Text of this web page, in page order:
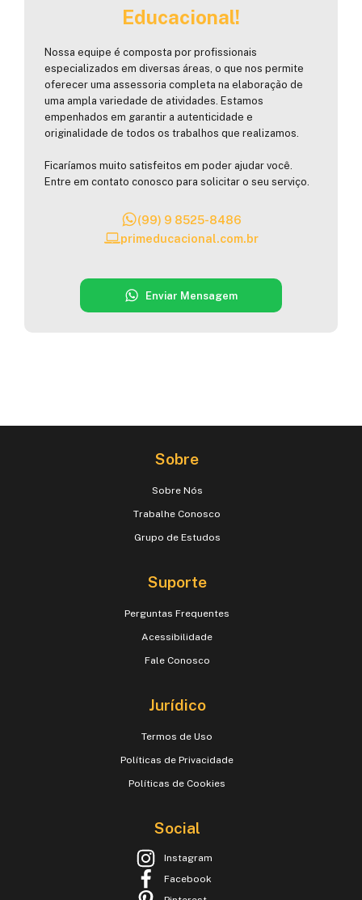
Educacional!
Nossa equipe é composta por profissionais
especializados em diversas áreas, o que nos permite
oferecer uma assessoria completa na elaboração de
uma ampla variedade de atividades. Estamos
empenhados em garantir a autenticidade e
originalidade de todos os trabalhos que realizamos.
Ficaríamos muito satisfeitos em poder ajudar você.
Entre em contato conosco para solicitar o seu serviço.
(99) 9 8525-8486
primeducacional.com.br
Enviar Mensagem
Sobre
Sobre Nós
Trabalhe Conosco
Grupo de Estudos
Suporte
Perguntas Frequentes
Acessibilidade
Fale Conosco
Jurídico
Termos de Uso
Políticas de Privacidade
Políticas de Cookies
Social
Instagram
Facebook